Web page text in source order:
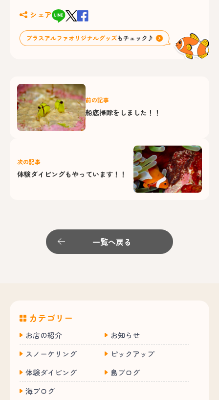
シェア
前の記事
船底掃除をしました！！
次の記事
体験ダイビングもやっています！！
一覧へ戻る
カテゴリー
お店の紹介
お知らせ
スノーケリング
ピックアップ
体験ダイビング
島ブログ
海ブログ